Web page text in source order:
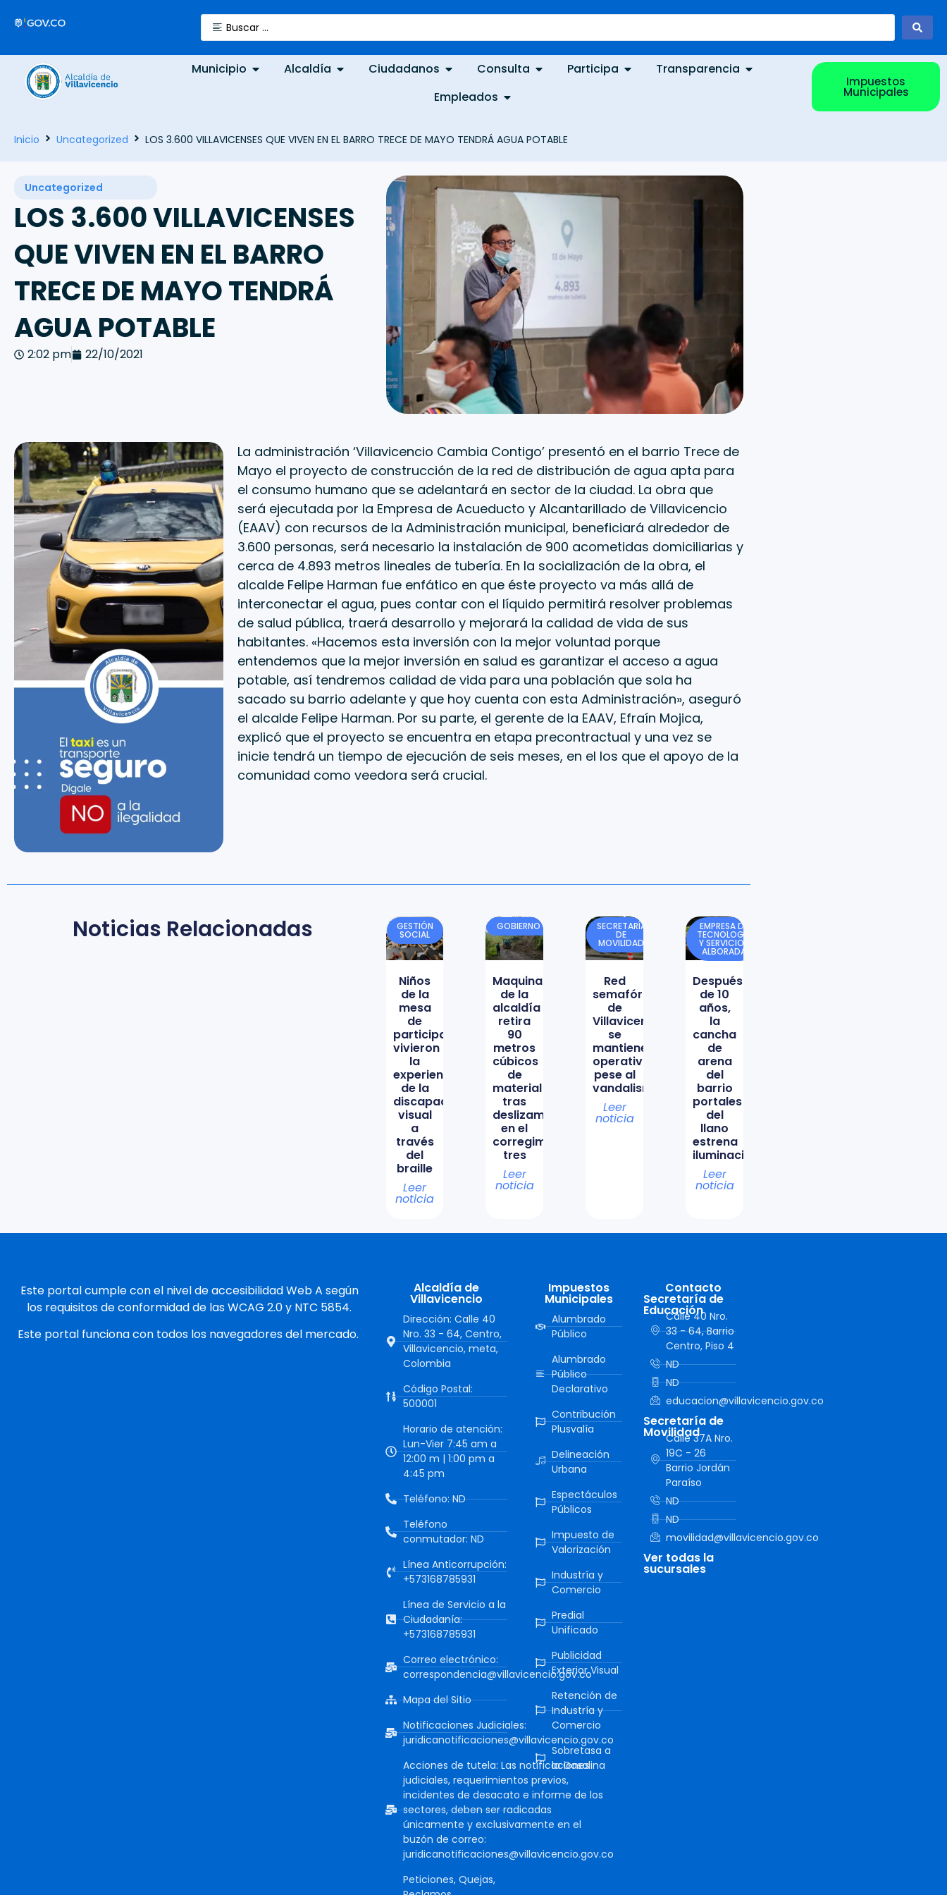
Municipio Alcaldía Ciudadanos Consulta Participa
Transparencia
Empleados
Impuestos
Municipales
Inicio Uncategorized LOS 3.600 VILLAVICENSES QUE VIVEN EN EL BARRO TRECE DE MAYO TENDRÁ AGUA POTABLE
Uncategorized
LOS 3.600 VILLAVICENSES
QUE VIVEN EN EL BARRO
TRECE DE MAYO TENDRÁ
AGUA POTABLE
2:02 pm 22/10/2021
La administración ‘Villavicencio Cambia Contigo’ presentó en el barrio Trece de
Mayo el proyecto de construcción de la red de distribución de agua apta para
el consumo humano que se adelantará en sector de la ciudad. La obra que
será ejecutada por la Empresa de Acueducto y Alcantarillado de Villavicencio
(EAAV) con recursos de la Administración municipal, beneficiará alrededor de
3.600 personas, será necesario la instalación de 900 acometidas domiciliarias y
cerca de 4.893 metros lineales de tubería. En la socialización de la obra, el
alcalde Felipe Harman fue enfático en que éste proyecto va más allá de
interconectar el agua, pues contar con el líquido permitirá resolver problemas
de salud pública, traerá desarrollo y mejorará la calidad de vida de sus
habitantes. «Hacemos esta inversión con la mejor voluntad porque
entendemos que la mejor inversión en salud es garantizar el acceso a agua
potable, así tendremos calidad de vida para una población que sola ha
sacado su barrio adelante y que hoy cuenta con esta Administración», aseguró
el alcalde Felipe Harman. Por su parte, el gerente de la EAAV, Efraín Mojica,
explicó que el proyecto se encuentra en etapa precontractual y una vez se
inicie tendrá un tiempo de ejecución de seis meses, en el los que el apoyo de la
comunidad como veedora será crucial.
Noticias Relacionadas GESTIÓN
SOCIAL
Niños
de la
mesa
de
participación
vivieron
la
experiencia
de la
discapacidad
visual
a
través
del
braille
Leer
noticia
GOBIERNO
Maquinaria
de la
alcaldía
retira
90
metros
cúbicos
de
material
tras
deslizamiento
en el
corregimiento
tres
Leer
noticia
SECRETARÍA
DE
MOVILIDAD
Red
semafórica
de
Villavicencio
se
mantiene
operativa
pese al
vandalismo
Leer
noticia
EMPRESA DE
TECNOLOGÍA
Y SERVICIOS
ALBORADA
Después
de 10
años,
la
cancha
de
arena
del
barrio
portales
del
llano
estrena
iluminación
Leer
noticia
Este portal cumple con el nivel de accesibilidad Web A según
los requisitos de conformidad de las WCAG 2.0 y NTC 5854.
Este portal funciona con todos los navegadores del mercado.
Alcaldía de
Villavicencio
Dirección: Calle 40
Nro. 33 - 64, Centro,
Villavicencio, meta,
Colombia
Código Postal:
500001
Horario de atención:
Lun-Vier 7:45 am a
12:00 m | 1:00 pm a
4:45 pm
Teléfono: ND
Teléfono
conmutador: ND
Línea Anticorrupción:
+573168785931
Línea de Servicio a la
Ciudadanía:
+573168785931
Correo electrónico:
correspondencia@villavicencio.gov.co
Mapa del Sitio
Notificaciones Judiciales:
juridicanotificaciones@villavicencio.gov.co
Acciones de tutela: Las notificaciones
judiciales, requerimientos previos,
incidentes de desacato e informe de los
sectores, deben ser radicadas
únicamente y exclusivamente en el
buzón de correo:
juridicanotificaciones@villavicencio.gov.co
Peticiones, Quejas,
Impuestos
Municipales
Alumbrado
Público
Alumbrado
Público
Declarativo
Contribución
Plusvalía
Delineación
Urbana
Espectáculos
Públicos
Impuesto de
Valorización
Industría y
Comercio
Predial
Unificado
Publicidad
Exterior Visual
Retención de
Industría y
Comercio
Sobretasa a
la Gasolina
Contacto
Secretaría de
Educación
Calle 40 Nro.
33 - 64, Barrio
Centro, Piso 4
ND
ND
educacion@villavicencio.gov.co
Secretaría de
Movilidad
Calle 37A Nro.
19C - 26
Barrio Jordán
Paraíso
ND
ND
movilidad@villavicencio.gov.co
Ver todas la
sucursales